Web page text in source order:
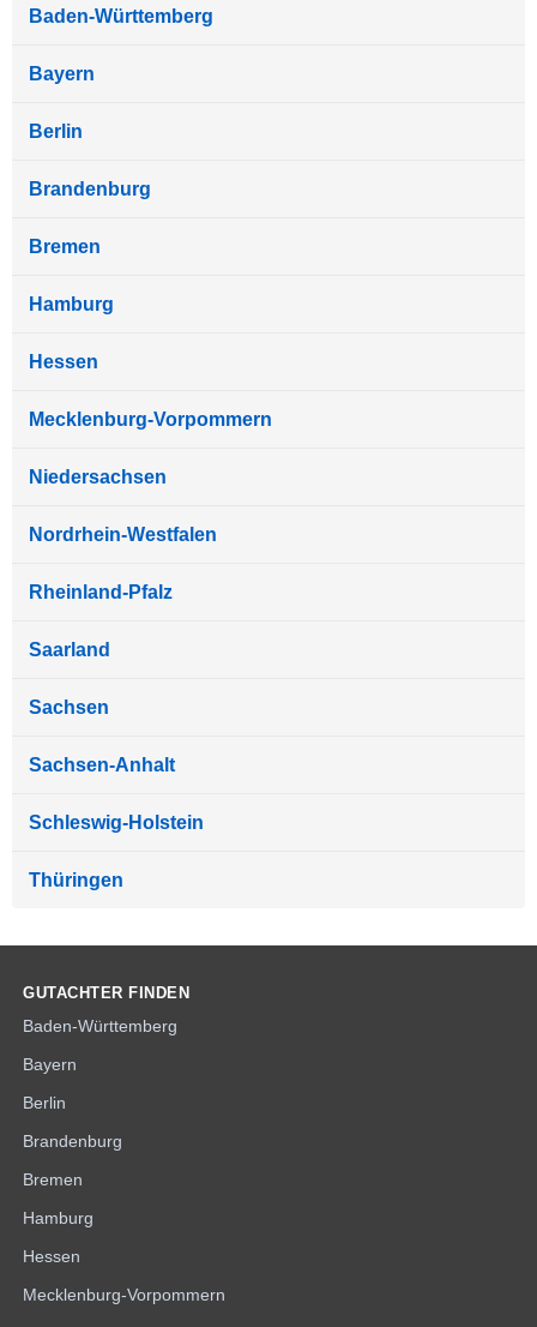
Baden-Württemberg
Bayern
Berlin
Brandenburg
Bremen
Hamburg
Hessen
Mecklenburg-Vorpommern
Niedersachsen
Nordrhein-Westfalen
Rheinland-Pfalz
Saarland
Sachsen
Sachsen-Anhalt
Schleswig-Holstein
Thüringen
GUTACHTER FINDEN
Baden-Württemberg
Bayern
Berlin
Brandenburg
Bremen
Hamburg
Hessen
Mecklenburg-Vorpommern